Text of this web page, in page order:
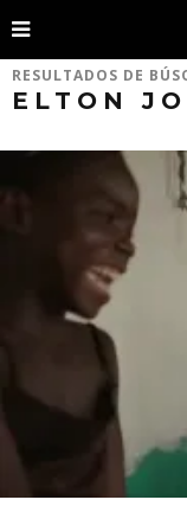
RESULTADOS DE
ELTON